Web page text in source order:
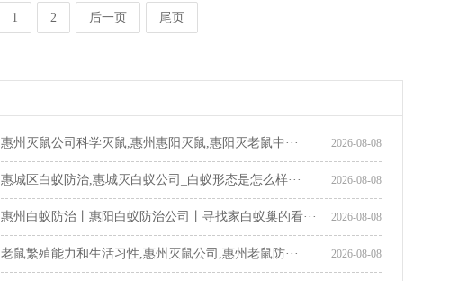
1 2 后一页 尾页
2026-08-08
惠州灭鼠公司科学灭鼠,惠州惠阳灭鼠,惠阳灭老鼠中···
2026-08-08
惠城区白蚁防治,惠城灭白蚁公司_白蚁形态是怎么样···
2026-08-08
惠州白蚁防治丨惠阳白蚁防治公司丨寻找家白蚁巢的看···
2026-08-08
老鼠繁殖能力和生活习性,惠州灭鼠公司,惠州老鼠防···